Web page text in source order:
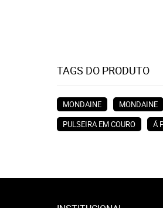
TAGS DO PRODUTO
MONDAINE MONDAINE
PULSEIRA EM COURO
Á